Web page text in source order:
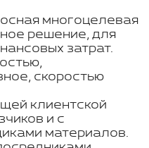
многоцелевая
решение, для
затрат.
скоростью
клиентской
и с
материалов.